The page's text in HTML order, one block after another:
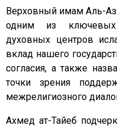
Верховный имам Аль-
одним из ключевых
духовных центров
вклад нашего
согласия, а также
точки зрения
межрелигиозного
Ахмед ат-Тайеб